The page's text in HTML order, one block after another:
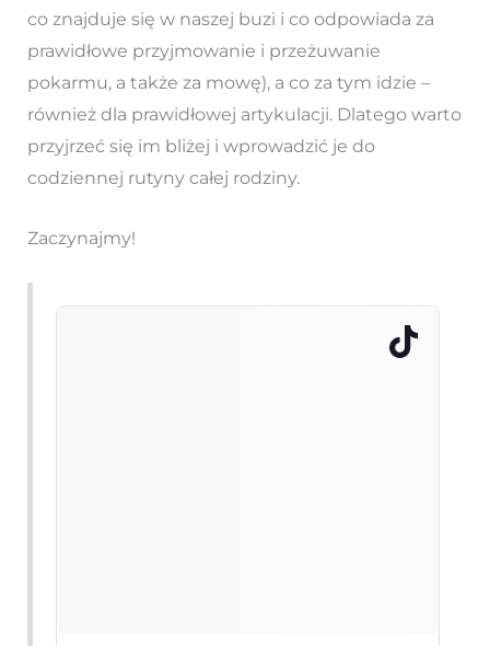
co znajduje się w naszej buzi i co odpowiada za
prawidłowe przyjmowanie i przeżuwanie
pokarmu, a także za mowę), a co za tym idzie –
również dla prawidłowej artykulacji. Dlatego warto
przyjrzeć się im bliżej i wprowadzić je do
codziennej rutyny całej rodziny.
Zaczynajmy!